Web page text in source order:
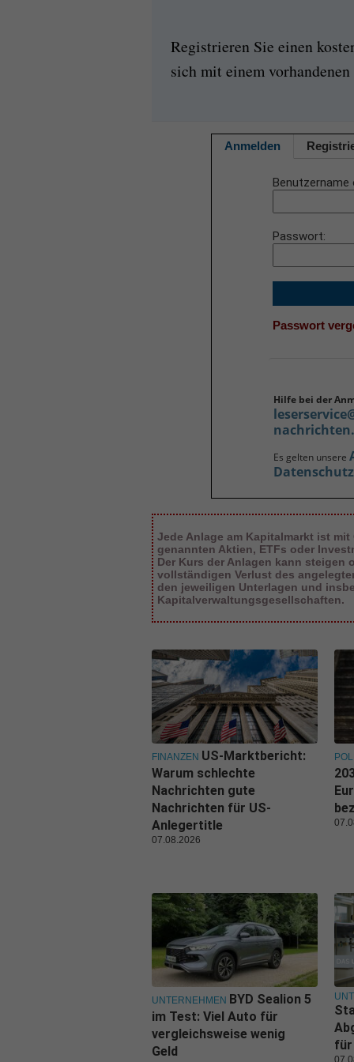
Registrieren Sie einen
sich mit einem vorhandenen
Anmelden
Benutzername
Passwort
Passwort
Hilfe bei der
Es gelten unsere
Jede Anlage am Kapitalmarkt ist
genannten Aktien, ETFs oder
Der Kurs der Anlagen kann steigen
vollständigen Verlust des
den jeweiligen Unterlagen und
Kapitalverwaltungsgesellschaften.
FINANZEN US-Marktbericht:
Warum schlechte
Nachrichten gute
Nachrichten für US-
Anlegertitle
07.08.2026
UNTERNEHMEN BYD Sealion 5
im Test: Viel Auto für
vergleichsweise wenig
Geld
für